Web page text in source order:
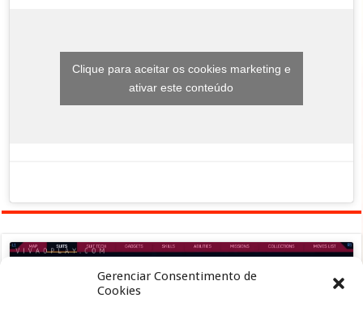
Gerenciar Consentimento de
Cookies
Clique para aceitar os cookies marketing e
ativar este conteúdo